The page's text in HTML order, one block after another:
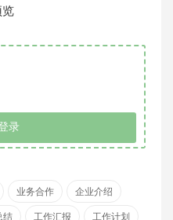
览
录
业务合作 企业介绍
结 工作汇报 工作计划